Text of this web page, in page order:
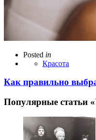
Posted in
Красота
Как правильно
Популярные статьи